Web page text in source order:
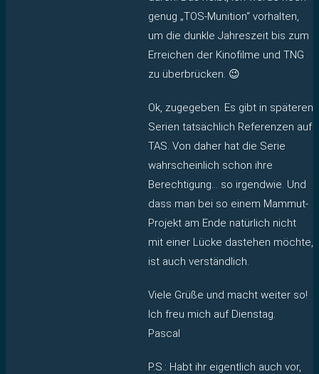
genug „TOS-Munition“ vorhalten,
um die dunkle Jahreszeit bis zum
Erreichen der Kinofilme und TNG
zu überbrücken. 😉
Ok, zugegeben. Es gibt in späteren
Serien tatsächlich Referenzen auf
TAS. Von daher hat die Serie
wahrscheinlich schon ihre
Berechtigung… so irgendwie. Und
dass man bei so einem Mammut-
Projekt am Ende natürlich nicht
mit einer Lücke dastehen möchte,
ist auch verständlich.
Viele Grüße und macht weiter so!
Ich freu mich auf Dienstag.
Pascal
P.S.: Habt ihr eigentlich auch vor,